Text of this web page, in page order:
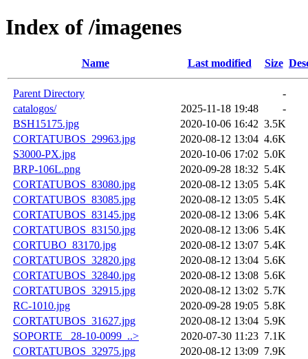
Index of /imagenes
Name Last modified Size
Parent Directory
-
catalogos/
2025-11-18 19:48
-
BSH15175.jpg
2020-10-06 16:42 3.5K
CORTATUBOS_29963.jpg
2020-08-12 13:04 4.6K
S3000-PX.jpg
2020-10-06 17:02 5.0K
BRP-106L.png
2020-09-28 18:32 5.4K
CORTATUBOS_83080.jpg
2020-08-12 13:05 5.4K
CORTATUBOS_83085.jpg
2020-08-12 13:05 5.4K
CORTATUBOS_83145.jpg
2020-08-12 13:06 5.4K
CORTATUBOS_83150.jpg
2020-08-12 13:06 5.4K
CORTUBO_83170.jpg
2020-08-12 13:07 5.4K
CORTATUBOS_32820.jpg
2020-08-12 13:04 5.6K
CORTATUBOS_32840.jpg
2020-08-12 13:08 5.6K
CORTATUBOS_32915.jpg
2020-08-12 13:02 5.7K
RC-1010.jpg
2020-09-28 19:05 5.8K
CORTATUBOS_31627.jpg
2020-08-12 13:04 5.9K
SOPORTE _28-10-0099_..>
2020-07-30 11:23 7.1K
CORTATUBOS_32975.jpg
2020-08-12 13:09 7.9K